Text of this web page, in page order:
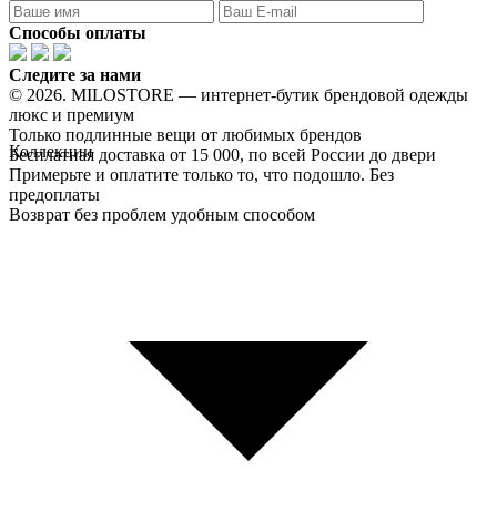
Коллекции
Способы оплаты
Следите за нами
© 2026. MILOSTORE — интернет-бутик брендовой одежды
люкс и премиум
Только подлинные вещи от любимых брендов
Бесплатная доставка от 15 000, по всей России до двери
Примерьте и оплатите только то, что подошло. Без
предоплаты
Возврат без проблем удобным способом